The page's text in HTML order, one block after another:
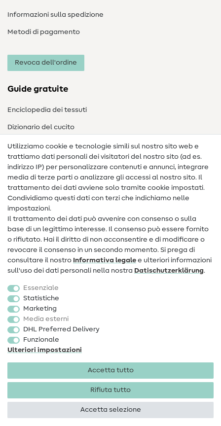
Informazioni sulla spedizione
Metodi di pagamento
Revoca dell'ordine
Guide gratuite
Enciclopedia dei tessuti
Dizionario del cucito
Nähanleitungen
Assistenza e contatto
Contatto
Informazioni sul nuovo proprietario
FAQ
Diritto di recesso
Popolare
Accessori cucito
Sale
Utilizziamo cookie e tecnologie simili sul nostro sito web e
trattiamo dati personali dei visitatori del nostro sito (ad es.
indirizzo IP) per personalizzare contenuti e annunci, integrare
media di terze parti o analizzare gli accessi al nostro sito. Il
trattamento dei dati avviene solo tramite cookie impostati.
Condividiamo questi dati con terzi che indichiamo nelle
impostazioni.
Il trattamento dei dati può avvenire con consenso o sulla
base di un legittimo interesse. Il consenso può essere fornito
o rifiutato. Hai il diritto di non acconsentire e di modificare o
revocare il consenso in un secondo momento. Si prega di
consultare il nostro Informativa legale e ulteriori informazioni
sull'uso dei dati personali nella nostra Dati­schutz­erklärung.
Essenziale
Statistiche
Marketing
Media esterni
DHL Preferred Delivery
Funzionale
Ulteriori impostazioni
Accetta tutto
Rifiuta tutto
Accetta selezione
Informazioni legali Privacy
Condizioni generali
Diritti d'autore 2026 SewIY GmbH